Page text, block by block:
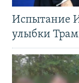
Испытание
улыбки